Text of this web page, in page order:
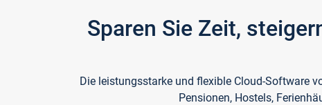
Sparen Sie Zeit,
Die leistungsstarke und flexible Cloud-Software
Pensionen, Hostels,